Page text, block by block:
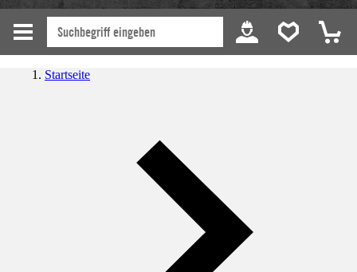
Startseite